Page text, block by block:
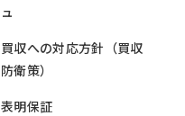
ュ
買収への対応方針（買収
防衛策）
表明保証